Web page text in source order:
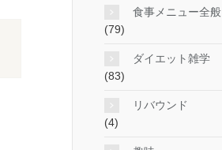
食事メニュー全般
(79)
ダイエット雑学
(83)
リバウンド
(4)